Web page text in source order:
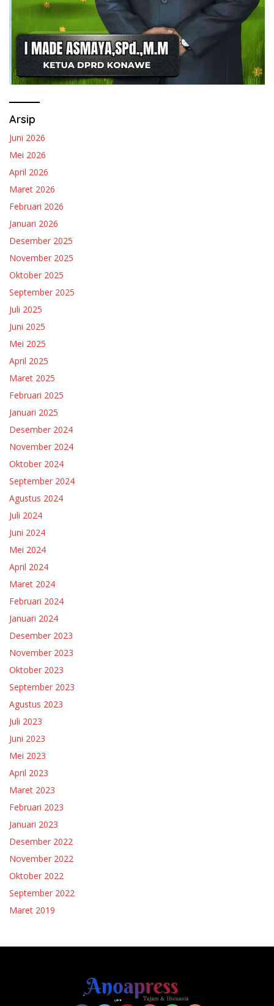
Arsip
Juni 2026
Mei 2026
April 2026
Maret 2026
Februari 2026
Januari 2026
Desember 2025
November 2025
Oktober 2025
September 2025
Juli 2025
Juni 2025
Mei 2025
April 2025
Maret 2025
Februari 2025
Januari 2025
Desember 2024
November 2024
Oktober 2024
September 2024
Agustus 2024
Juli 2024
Juni 2024
Mei 2024
April 2024
Maret 2024
Februari 2024
Januari 2024
Desember 2023
November 2023
Oktober 2023
September 2023
Agustus 2023
Juli 2023
Juni 2023
Mei 2023
April 2023
Maret 2023
Februari 2023
Januari 2023
Desember 2022
November 2022
Oktober 2022
September 2022
Maret 2019